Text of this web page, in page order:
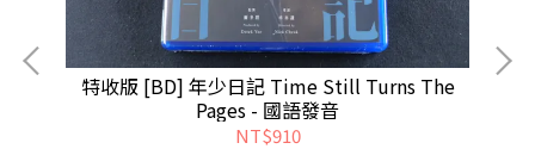
特收版 [BD] 年少日記 Time Still Turns The
Pages - 國語發音
NT$910